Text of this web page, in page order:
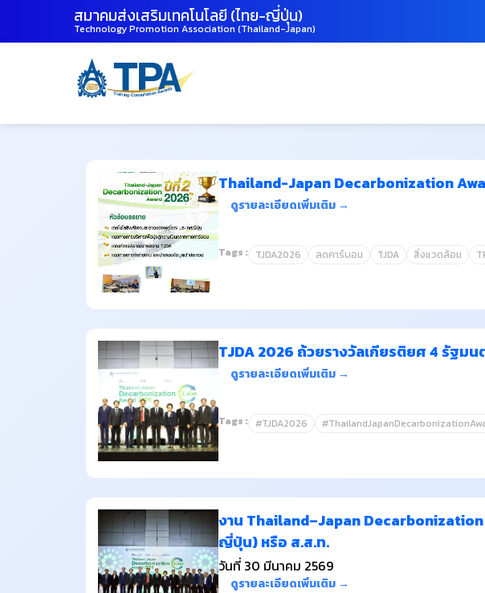
สมาคมส่งเสริมเทคโนโลยี (ไทย-ญี่ปุ่น)
Technology Promotion Association (Thailand-Japan)
Thailand-Japan Decarbonization
ดูรายละเอียดเพิ่มเติม →
Tags : TJDA2026 ลดคาร์บอน TJDA สิ่งแวดล้อม
TJDA 2026 ถ้วยรางวัลเกียรติยศ 4 รัฐมน
ดูรายละเอียดเพิ่มเติม →
Tags : #TJDA2026
งาน Thailand–Japan Decarbonization
ญี่ปุ่น) หรือ ส.ส.ท.
วันที่ 30 มีนาคม 2569
ดูรายละเอียดเพิ่มเติม →